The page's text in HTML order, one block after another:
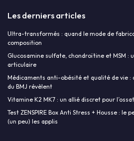
Les derniers articles
Ultra-transformés : quand le mode de
composition
Glucosamine sulfate, chondroïtine et MSM :
articulaire
Médicaments anti-obésité et qualité de vie :
du BMJ révèlent
Vitamine K2 MK7 : un allié discret pour
Test ZENSPIRE Box Anti Stress + Housse : le
(un peu) les applis